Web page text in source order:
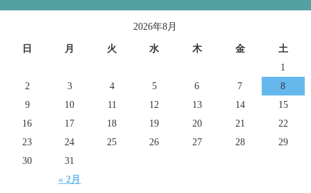
2026年8月
日 月 火 水 木 金 土
« 2月
1
2
3 4 5 6 7
8
9
10 11 12 13 14
15
16
17 18 19 20 21
22
23
24 25 26 27 28
29
30
31